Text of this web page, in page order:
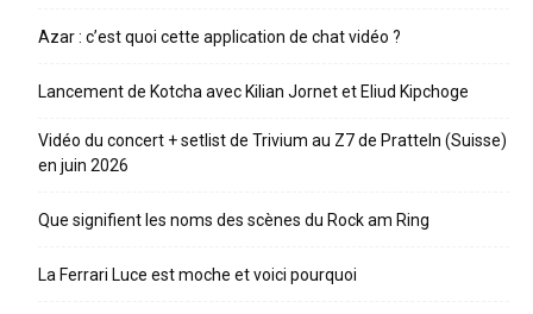
Azar : c’est quoi cette application de chat vidéo ?
Lancement de Kotcha avec Kilian Jornet et Eliud Kipchoge
Vidéo du concert + setlist de Trivium au Z7 de Pratteln (Suisse)
en juin 2026
Que signifient les noms des scènes du Rock am Ring
La Ferrari Luce est moche et voici pourquoi